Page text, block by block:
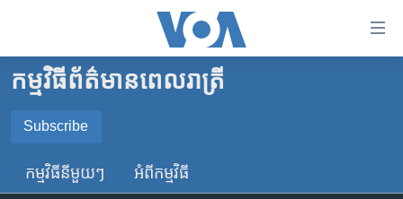
គេហទំព័រ​
ទាក់ទង
រំលង​
កម្ពុជា
អន្តរជាតិ
ចិន
កម្មវិធី​ព័ត៌មាន​ពេលរាត្រី
Subscribe
SUBSCRIBE
កម្មវិធី​នីមួយៗ អំពី​កម្មវិធី​